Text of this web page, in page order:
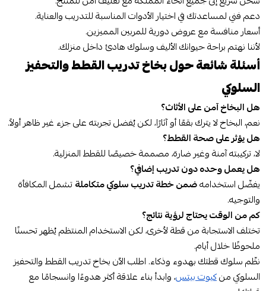
دعم فني لمساعدتك في اختيار الأدوات المناسبة للتدريب والعناية.
أسعار منافسة مع عروض دورية للمربين المميزين.
لأننا نهتم براحة حيوانك الأليف وسلوك هادئ داخل منزلك.
أسئلة شائعة حول بخاخ تدريب القطط والتحفيز
السلوكي
هل البخاخ آمن على الأثاث؟
نعم، البخاخ لا يترك بقعًا أو آثارًا، لكن يُفضل تجربته على جزء غير ظاهر أولاً.
هل يؤثر على صحة القطط؟
لا، تركيبته آمنة وغير ضارة، مصممة خصيصًا للقطط المنزلية.
هل يعمل وحده دون تدريب إضافي؟
يفضّل استخدامهضمن خطة تدريب سلوكي متكاملةتشمل المكافأة
والتوجيه.
كم من الوقت يحتاج لرؤية نتائج؟
تختلف الاستجابة من قطة لأخرى، لكن الاستخدام المنتظم يُظهر تحسنًا
ملحوظًا خلال أيام.
نظّم سلوك قطتك بهدوء وذكاء. اطلب الآن بخاخ تدريب القطط والتحفيز
السلوكي منكيوت بيتس، وابدأ بناء علاقة أكثر هدوءًا وانسجامًا مع